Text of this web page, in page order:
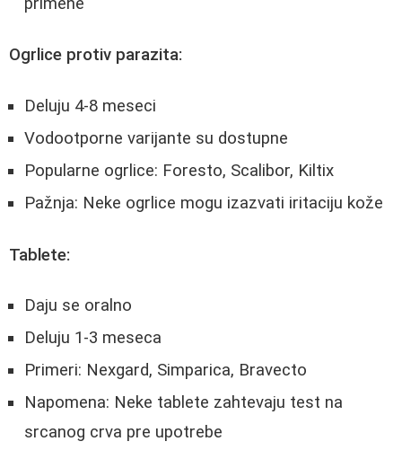
Ogrlice protiv parazita:
Deluju 4-8 meseci
Vodootporne varijante su dostupne
Popularne ogrlice: Foresto, Scalibor, Kiltix
Pažnja: Neke ogrlice mogu izazvati iritaciju kože
Tablete:
Daju se oralno
Deluju 1-3 meseca
Primeri: Nexgard, Simparica, Bravecto
Napomena: Neke tablete zahtevaju test na
srcanog crva pre upotrebe